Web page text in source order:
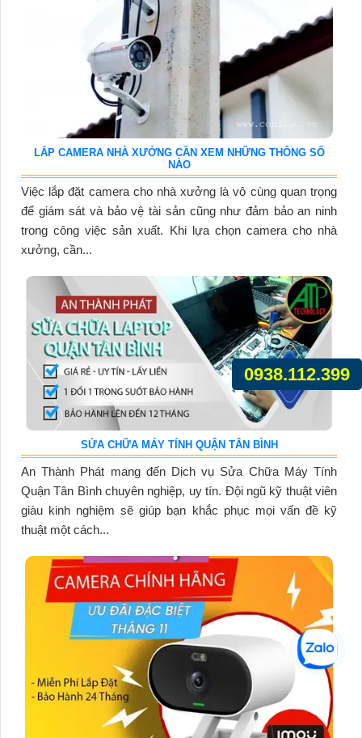
LẮP CAMERA NHÀ XƯỞNG CẦN XEM NHỮNG THÔNG SỐ
NÀO
Việc lắp đặt camera cho nhà xưởng là vô cùng quan trọng
để giám sát và bảo vệ tài sản cũng như đảm bảo an ninh
trong công việc sản xuất. Khi lựa chọn camera cho nhà
xưởng, cần...
SỬA CHỮA MÁY TÍNH QUẬN TÂN BÌNH
An Thành Phát mang đến Dịch vụ Sửa Chữa Máy Tính
Quận Tân Bình chuyên nghiệp, uy tín. Đội ngũ kỹ thuật viên
giàu kinh nghiệm sẽ giúp bạn khắc phục mọi vấn đề kỹ
thuật một cách...
0938.112.399